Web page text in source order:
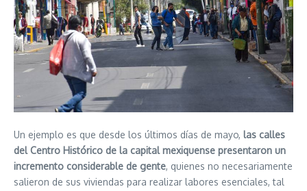
Un ejemplo es que desde los últimos días de mayo, las calles
del Centro Histórico de la capital mexiquense presentaron un
incremento considerable de gente, quienes no necesariamente
salieron de sus viviendas para realizar labores esenciales, tal